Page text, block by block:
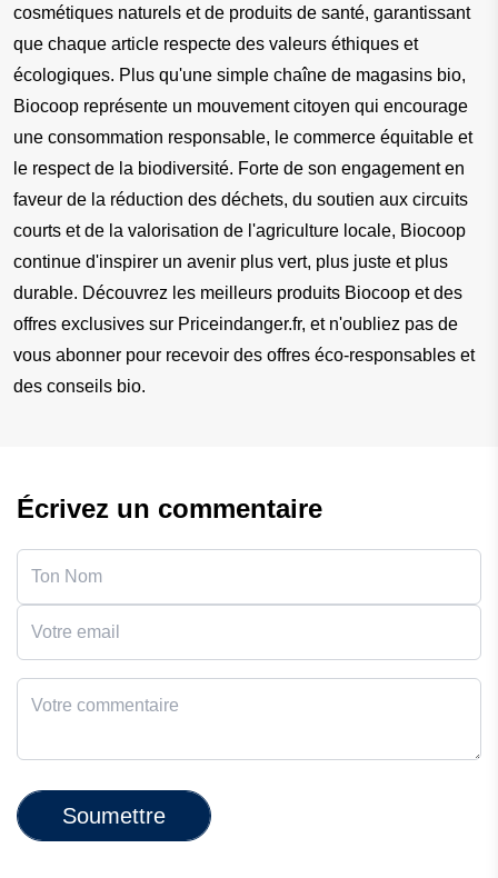
cosmétiques naturels et de produits de santé, garantissant
que chaque article respecte des valeurs éthiques et
écologiques. Plus qu'une simple chaîne de magasins bio,
Biocoop représente un mouvement citoyen qui encourage
une consommation responsable, le commerce équitable et
le respect de la biodiversité. Forte de son engagement en
faveur de la réduction des déchets, du soutien aux circuits
courts et de la valorisation de l'agriculture locale, Biocoop
continue d'inspirer un avenir plus vert, plus juste et plus
durable. Découvrez les meilleurs produits Biocoop et des
offres exclusives sur Priceindanger.fr, et n'oubliez pas de
vous abonner pour recevoir des offres éco-responsables et
des conseils bio.
Écrivez un commentaire
Soumettre